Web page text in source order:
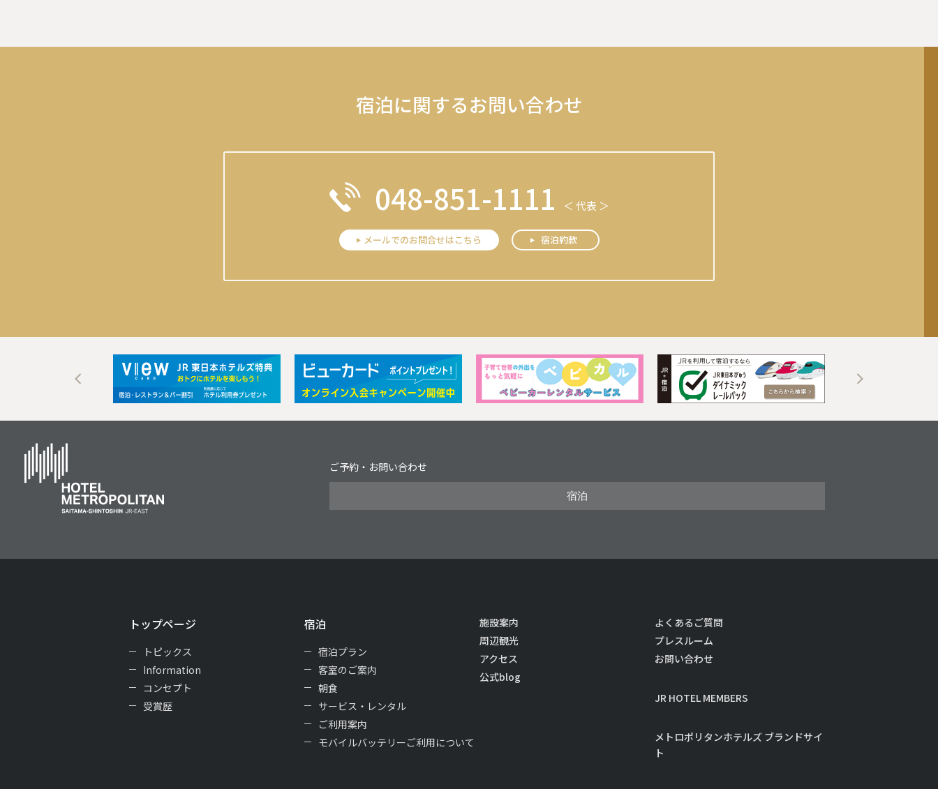
宿泊に関するお問い合わせ
048-851-1111 ＜ 代表 ＞
メールでのお問合せはこちら 宿泊約款
Next
ご予約・お問い合わせ
宿泊
トップページ
トピックス
Information
コンセプト
受賞歴
宿泊
宿泊プラン
客室のご案内
朝食
サービス・レンタル
ご利用案内
モバイルバッテリーご利用について
施設案内
周辺観光
アクセス
公式blog
よくあるご質問
プレスルーム
お問い合わせ
JR HOTEL MEMBERS
メトロポリタンホテルズ ブランドサイ
ト